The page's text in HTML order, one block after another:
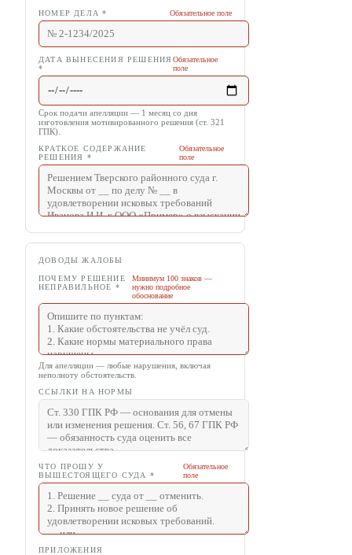
НОМЕР ДЕЛА * Обязательное поле
ДАТА ВЫНЕСЕНИЯ РЕШЕНИЯ
*
Обязательное
поле
Срок подачи апелляции — 1 месяц со дня
изготовления мотивированного решения (ст. 321
ГПК).
КРАТКОЕ СОДЕРЖАНИЕ
РЕШЕНИЯ
*
Обязательное
поле
ДОВОДЫ ЖАЛОБЫ
ПОЧЕМУ РЕШЕНИЕ
НЕПРАВИЛЬНОЕ *
Минимум 100 знаков —
нужно подробное
обоснование
Для апелляции — любые нарушения, включая
неполноту обстоятельств.
ССЫЛКИ НА НОРМЫ
ЧТО ПРОШУ У
ВЫШЕСТОЯЩЕГО СУДА
*
Обязательное
поле
ПРИЛОЖЕНИЯ